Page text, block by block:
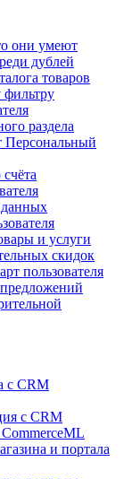
они умеют
дублей
товаров
фильтру
раздела
Персональный
и услуги
скидок
пользователя
с CRM
с CRM
и портала